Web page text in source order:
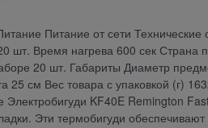
Питание от сети
шт. Время нагрева 600 сек Страна
20 шт. Габариты Диаметр
см Вес товара с упаковкой (г)
KF40E Remington
Эти термобигуди